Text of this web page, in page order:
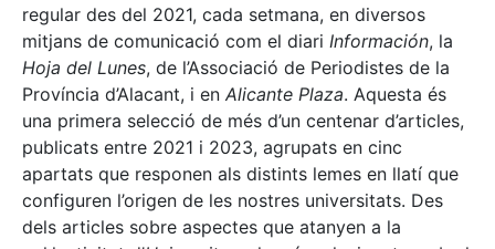
regular des del 2021, cada setmana, en diversos
mitjans de comunicació com el diari Información, la
Hoja del Lunes, de l’Associació de Periodistes de la
Província d’Alacant, i en Alicante Plaza. Aquesta és
una primera selecció de més d’un centenar d’articles,
publicats entre 2021 i 2023, agrupats en cinc
apartats que responen als distints lemes en llatí que
configuren l’origen de les nostres universitats. Des
dels articles sobre aspectes que atanyen a la